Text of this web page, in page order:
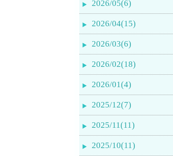
2026/05(6)
2026/04(15)
2026/03(6)
2026/02(18)
2026/01(4)
2025/12(7)
2025/11(11)
2025/10(11)